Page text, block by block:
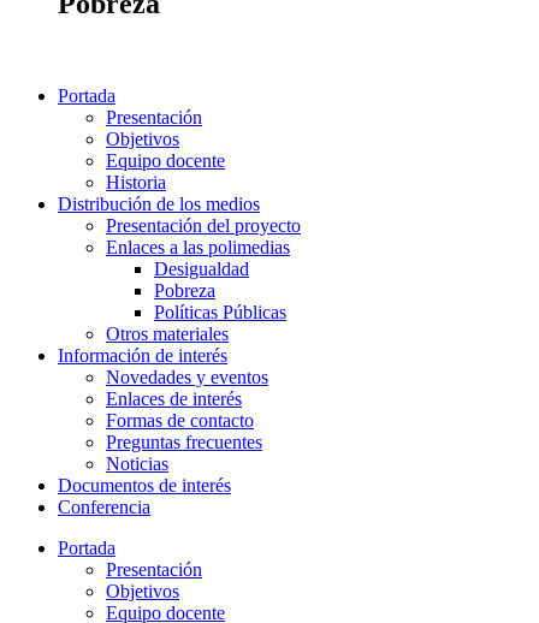
Portada
Presentación
Objetivos
Equipo docente
Historia
Distribución de los medios
Presentación del proyecto
Enlaces a las polimedias
Desigualdad
Pobreza
Políticas Públicas
Otros materiales
Información de interés
Novedades y eventos
Enlaces de interés
Formas de contacto
Preguntas frecuentes
Noticias
Documentos de interés
Conferencia
Portada
Presentación
Objetivos
Equipo docente